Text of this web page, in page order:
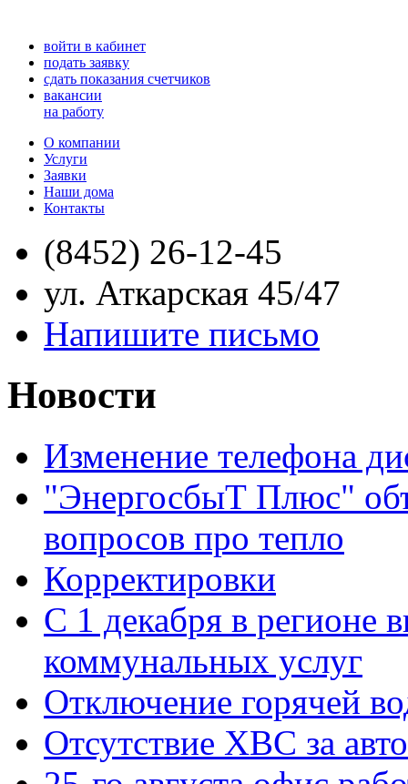
войти в кабинет
подать заявку
сдать показания счетчиков
вакансии
на работу
О компании
Услуги
Заявки
Наши дома
Контакты
(8452) 26-12-45
ул. Аткарская 45/47
Напишите письмо
Новости
Изменение телефона
"ЭнергосбыТ Плюс"
вопросов про тепло
Корректировки
С 1 декабря в регионе
коммунальных услуг
Отключение горячей
Отсутствие ХВС за